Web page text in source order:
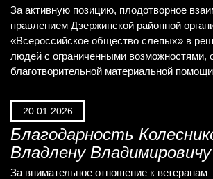
За активную позицию, плодотворное
правлением Дзержинской районной
«Всероссийское общество слепых» в
людей с ограниченными возможностями,
благотворительной материальной помощи
20.01.2026
Благодарность
Владлену Владимировичу
За внимательное отношение к ветеранам